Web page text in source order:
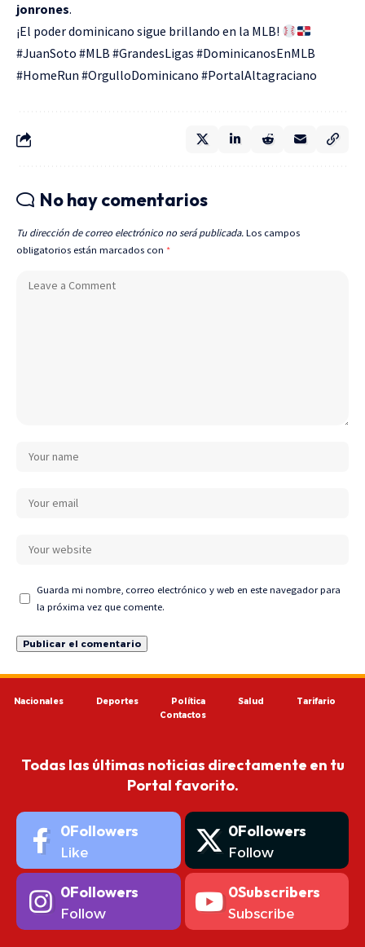
jonrones.
¡El poder dominicano sigue brillando en la MLB!
#JuanSoto #MLB #GrandesLigas #DominicanosEnMLB
#HomeRun #OrgulloDominicano #PortalAltagraciano
No hay comentarios
Tu dirección de correo electrónico no será publicada. Los campos
obligatorios están marcados con *
Guarda mi nombre, correo electrónico y web en este navegador para
la próxima vez que comente.
Nacionales Deportes Política Salud
Tarifario
Contactos
Todas las últimas noticias directamente en tu
Portal favorito.
0Followers
Like
0Followers
Follow
0Followers
Follow
0Subscribers
Subscribe